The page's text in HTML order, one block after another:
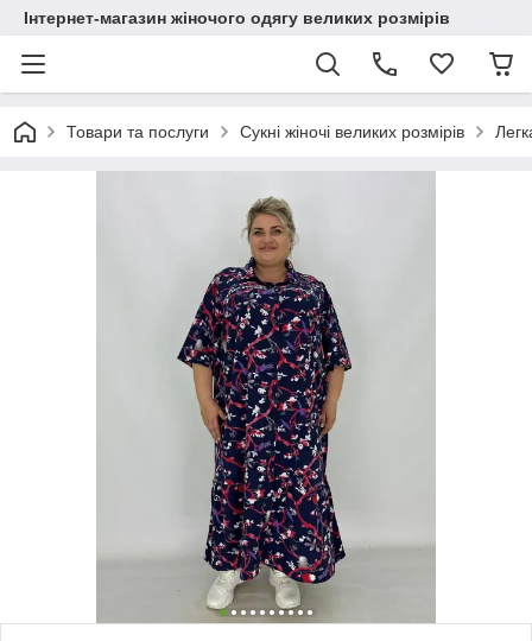
Інтернет-магазин жіночого одягу великих розмірів
Товари та послуги Сукні жіночі великих розмірів